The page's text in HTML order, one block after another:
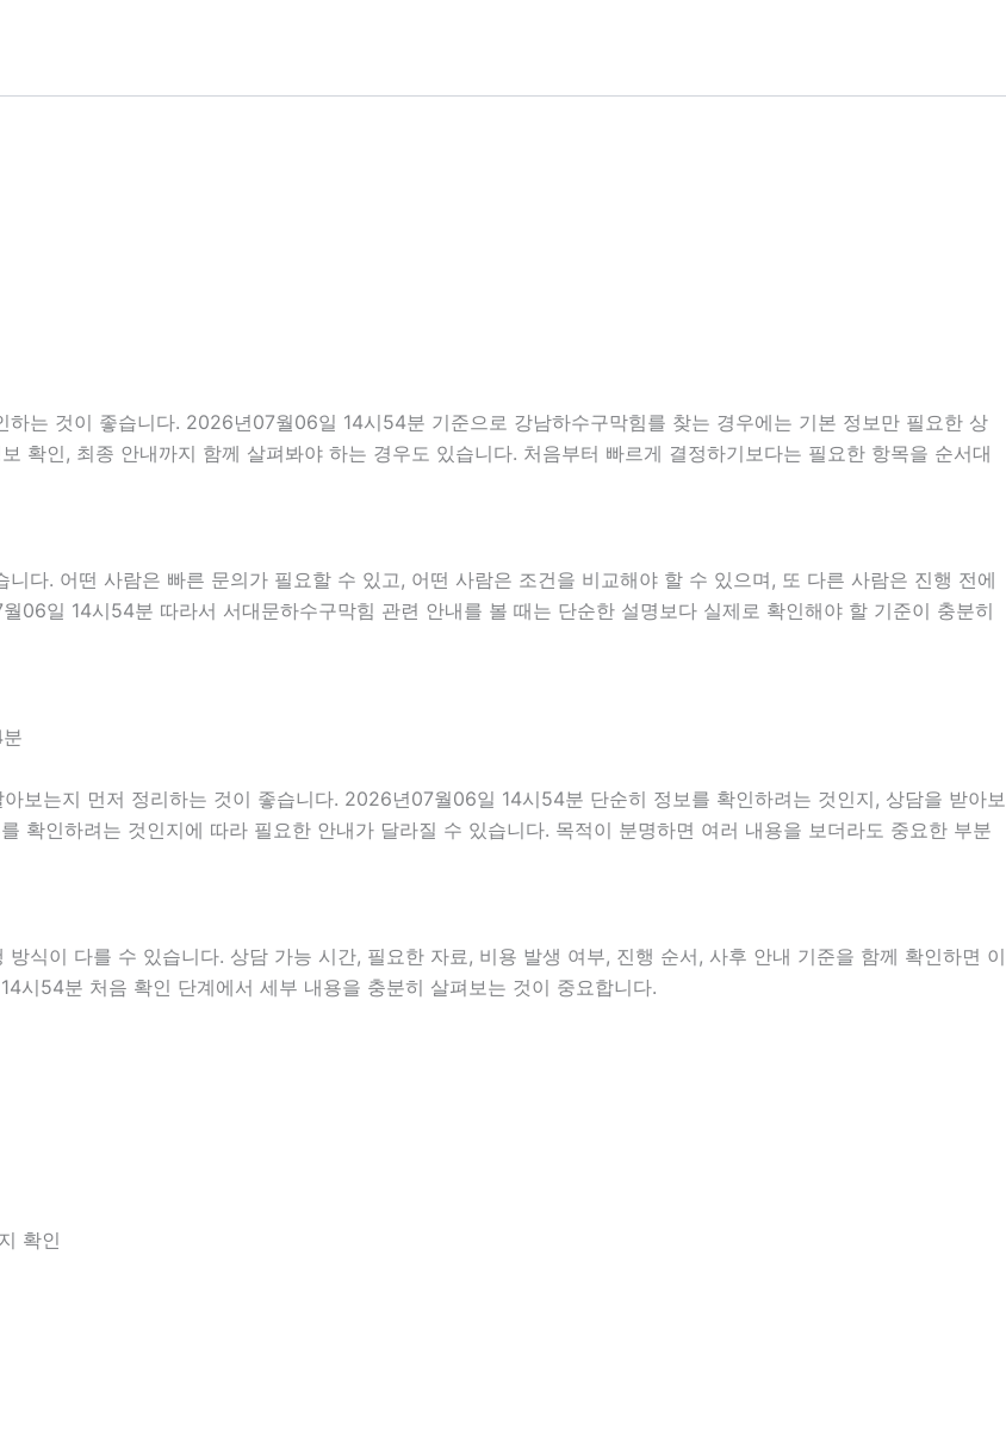
는 것이 좋습니다. 2026년07월06일 14시54분 기준으로 강남하수구막힘를 찾는 경우에는 기본 정보만 필요한 상
확인, 최종 안내까지 함께 살펴봐야 하는 경우도 있습니다. 처음부터 빠르게 결정하기보다는 필요한 항목을 순서대
다. 어떤 사람은 빠른 문의가 필요할 수 있고, 어떤 사람은 조건을 비교해야 할 수 있으며, 또 다른 사람은 진행 전에
06일 14시54분 따라서 서대문하수구막힘 관련 안내를 볼 때는 단순한 설명보다 실제로 확인해야 할 기준이 충분히
보는지 먼저 정리하는 것이 좋습니다. 2026년07월06일 14시54분 단순히 정보를 확인하려는 것인지, 상담을 받아보
확인하려는 것인지에 따라 필요한 안내가 달라질 수 있습니다. 목적이 분명하면 여러 내용을 보더라도 중요한 부분
식이 다를 수 있습니다. 상담 가능 시간, 필요한 자료, 비용 발생 여부, 진행 순서, 사후 안내 기준을 함께 확인하면 이
54분 처음 확인 단계에서 세부 내용을 충분히 살펴보는 것이 중요합니다.
확인